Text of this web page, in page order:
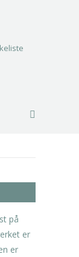
Search:
på
er
er